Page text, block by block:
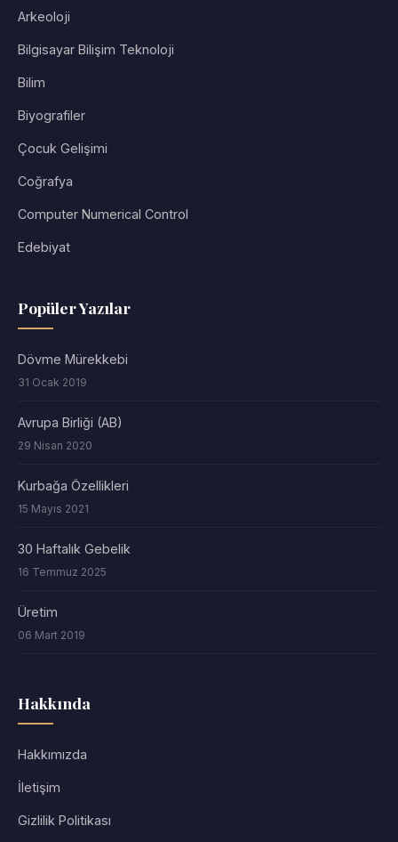
Arkeoloji
Bilgisayar Bilişim Teknoloji
Bilim
Biyografiler
Çocuk Gelişimi
Coğrafya
Computer Numerical Control
Edebiyat
Popüler Yazılar
Dövme Mürekkebi
31 Ocak 2019
Avrupa Birliği (AB)
29 Nisan 2020
Kurbağa Özellikleri
15 Mayıs 2021
30 Haftalık Gebelik
16 Temmuz 2025
Üretim
06 Mart 2019
Hakkında
Hakkımızda
İletişim
Gizlilik Politikası